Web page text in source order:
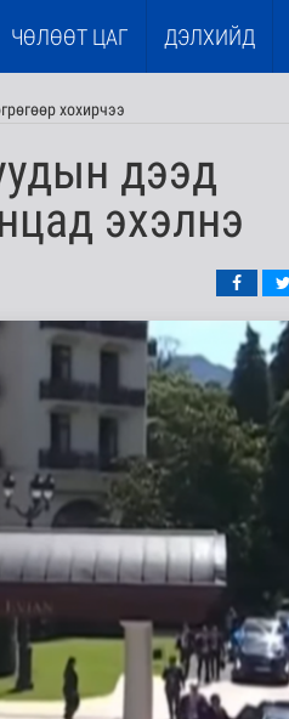
ЧӨЛӨӨТ ЦАГ ДЭЛХИЙД
хохирчээ
дээд
эхэлнэ